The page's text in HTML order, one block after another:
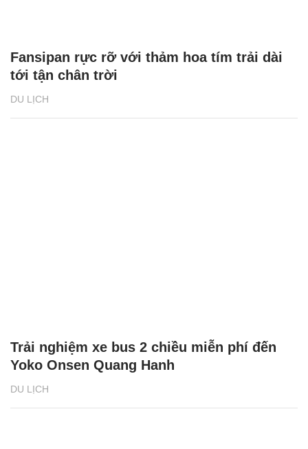
DU LỊCH
Fansipan rực rỡ với thảm hoa tím trải dài
tới tận chân trời
DU LỊCH
Trải nghiệm xe bus 2 chiều miễn phí đến
Yoko Onsen Quang Hanh